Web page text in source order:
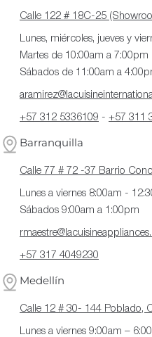
Calle 122 # 18C-25
Lunes, miércoles, jueves y
Martes de 10:00am a 7:00pm
Sábados de 11:00am a
+57 312 5336109 - +57 311
Barranquilla
Calle 77 # 72 -37 Barrio
Lunes a viernes 8:00am -
Sábados 9:00am a 1:00pm
+57 317 4049230
Medellín
Calle 12 # 30- 144 Poblado,
Lunes a viernes 9:00am –